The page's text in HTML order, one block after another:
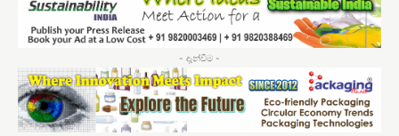
- දැන්වීම -